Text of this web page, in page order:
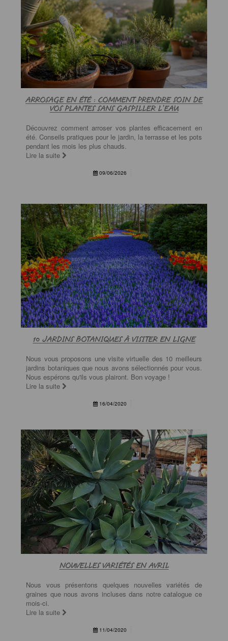
ARROSAGE EN ÉTÉ : COMMENT PRENDRE SOIN DE
VOS PLANTES SANS GASPILLER L’EAU
Découvrez comment arroser vos plantes efficacement en
été. Conseils pratiques pour le jardin, la terrasse et les pots
pendant les mois les plus chauds.
Lire la suite
09/06/2026
10 JARDINS BOTANIQUES À VISITER EN LIGNE
Nous vous proposons une visite virtuelle des 10 meilleurs
jardins botaniques que nous avons sélectionnés pour vous.
Nous espérons qu'ils vous plairont. Bon voyage !
Lire la suite
16/04/2020
NOUVELLES VARIÉTÉS EN AVRIL
Nous vous présentons quelques nouvelles variétés de
graines que nous avons incluses dans notre catalogue ce
mois-ci.
Lire la suite
11/04/2020